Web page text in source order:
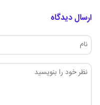
ارسال دیدگاه